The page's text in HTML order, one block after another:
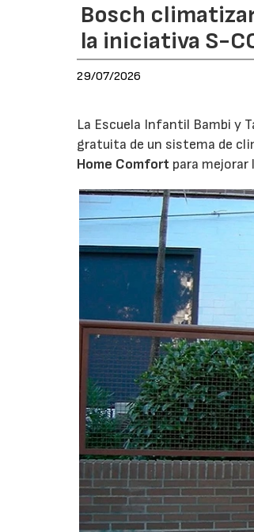
Bosch
la iniciativa S-
29/07/2026
La Escuela Infantil Bambi y
gratuita de un sistema de
Home Comfort para